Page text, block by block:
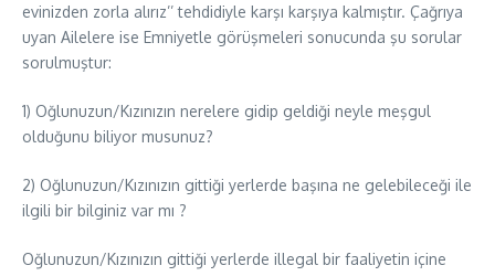
evinizden zorla alırız’’ tehdidiyle karşı karşıya kalmıştır. Çağrıya
uyan Ailelere ise Emniyetle görüşmeleri sonucunda şu sorular
sorulmuştur:
1) Oğlunuzun/Kızınızın nerelere gidip geldiği neyle meşgul
olduğunu biliyor musunuz?
2) Oğlunuzun/Kızınızın gittiği yerlerde başına ne gelebileceği ile
ilgili bir bilginiz var mı ?
Oğlunuzun/Kızınızın gittiği yerlerde illegal bir faaliyetin içine